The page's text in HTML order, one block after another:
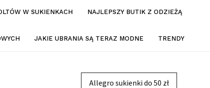
W SUKIENKACH NAJLEPSZY BUTIK Z ODZIEŻĄ
JAKIE UBRANIA SĄ TERAZ MODNE TRENDY
Allegro sukienki do 50 zł